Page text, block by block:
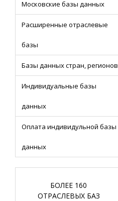
Московские базы данных
Расширенные отраслевые
базы
Базы данных стран, регионов
Индивидуальные базы
данных
Оплата индивидульной базы
данных
БОЛЕЕ 160
ОТРАСЛЕВЫХ БАЗ